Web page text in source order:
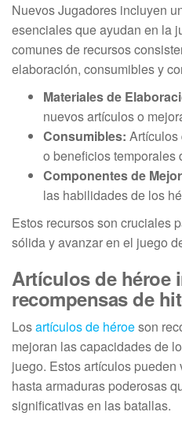
Nuevos Jugadores incluyen
esenciales que ayudan en la
comunes de recursos
elaboración, consumibles y
Materiales de
nuevos artículos o
Consumibles: Artículos
o beneficios temporales
Componentes de
las habilidades de los
Estos recursos son cruciales
sólida y avanzar en el juego
Artículos de héroe
recompensas de
Losartículos de héroeson
mejoran las capacidades de
juego. Estos artículos
hasta armaduras poderosas
significativas en las batallas.